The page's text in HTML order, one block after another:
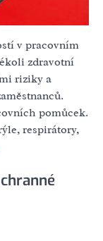
v pracovním
zdravotní
riziky a
pomůcek.
respirátory,